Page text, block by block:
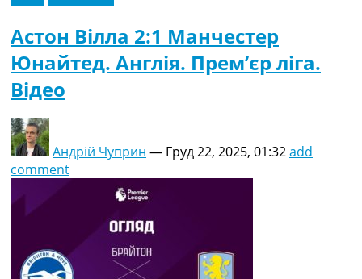
Астон Вілла 2:1 Манчестер
Юнайтед. Англія. Прем’єр ліга.
Відео
Андрій Чуприн — Груд 22, 2025, 01:32add
comment